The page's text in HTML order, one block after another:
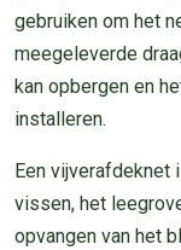
gebruiken om het
meegeleverde
kan opbergen en
installeren.
Een vijverafdeknet
vissen, het
opvangen van het